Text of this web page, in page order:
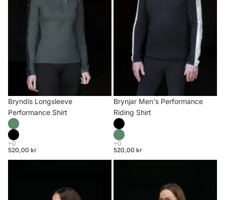
Bryndís Longsleeve
Performance Shirt
520,00 kr
Brynjar Men's Performance
Riding Shirt
520,00 kr